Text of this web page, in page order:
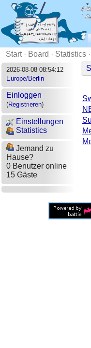
Start· Board · Statistics ·
2026-08-08 08:54:12
Europe/Berlin
Einloggen
(Registrieren)
Einstellungen
Statistics
Jemand zu
Hause?
0 Benutzer online
15 Gäste